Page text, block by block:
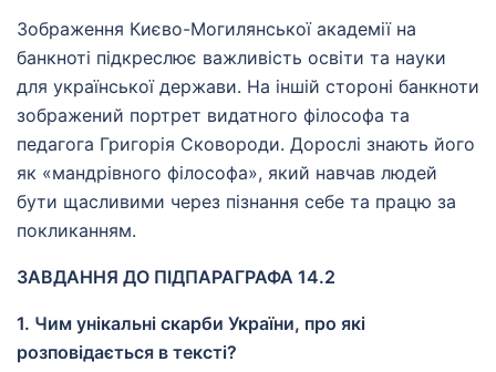
Зображення Києво-Могилянської академії на
банкноті підкреслює важливість освіти та науки
для української держави. На іншій стороні банкноти
зображений портрет видатного філософа та
педагога Григорія Сковороди. Дорослі знають його
як «мандрівного філософа», який навчав людей
бути щасливими через пізнання себе та працю за
покликанням.
ЗАВДАННЯ ДО ПІДПАРАГРАФА 14.2
1. Чим унікальні скарби України, про які
розповідається в тексті?